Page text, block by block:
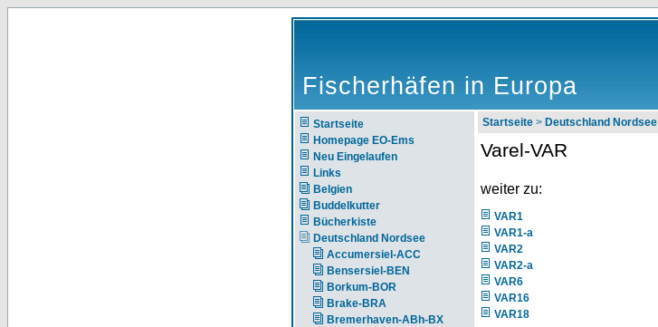
Fischerhäfen in Europa
Startseite
Homepage EO-Ems
Neu Eingelaufen
Links
Belgien
Buddelkutter
Bücherkiste
Deutschland Nordsee
Accumersiel-ACC
Bensersiel-BEN
Borkum-BOR
Brake-BRA
Bremerhaven-ABh-BX
Startseite > Deutschland Nordsee
Varel-VAR
weiter zu:
VAR1
VAR1-a
VAR2
VAR2-a
VAR6
VAR16
VAR18